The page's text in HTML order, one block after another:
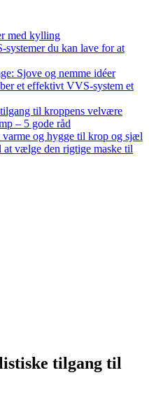
med kylling
du kan lave for at
Sjove og nemme idéer
et effektivt VVS-system et
til kroppens velvære
– 5 gode råd
og hygge til krop og sjæl
vælge den rigtige maske til
tilgang til